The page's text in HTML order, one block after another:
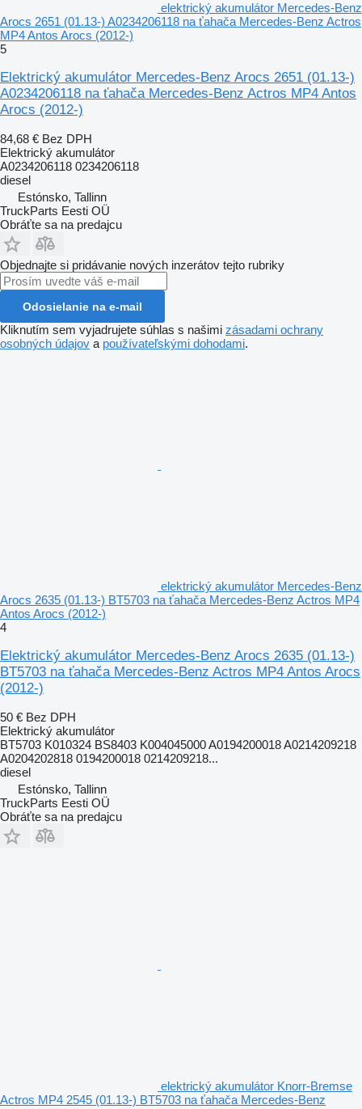
elektrický akumulátor Mercedes-Benz
Arocs 2651 (01.13-) A0234206118 na ťahača Mercedes-Benz Actros
MP4 Antos Arocs (2012-)
5
Elektrický akumulátor Mercedes-Benz Arocs 2651 (01.13-)
A0234206118 na ťahača Mercedes-Benz Actros MP4 Antos
Arocs (2012-)
84,68 € Bez DPH
Elektrický akumulátor
A0234206118 0234206118
diesel
Estónsko, Tallinn
TruckParts Eesti OÜ
Obráťte sa na predajcu
Objednajte si pridávanie nových inzerátov tejto rubriky
Odosielanie na e-mail
Kliknutím sem vyjadrujete súhlas s našimi zásadami ochrany
osobných údajov a používateľskými dohodami.
elektrický akumulátor Mercedes-Benz
Arocs 2635 (01.13-) BT5703 na ťahača Mercedes-Benz Actros MP4
Antos Arocs (2012-)
4
Elektrický akumulátor Mercedes-Benz Arocs 2635 (01.13-)
BT5703 na ťahača Mercedes-Benz Actros MP4 Antos Arocs
(2012-)
50 € Bez DPH
Elektrický akumulátor
BT5703 K010324 BS8403 K004045000 A0194200018 A0214209218
A0204202818 0194200018 0214209218...
diesel
Estónsko, Tallinn
TruckParts Eesti OÜ
Obráťte sa na predajcu
elektrický akumulátor Knorr-Bremse
Actros MP4 2545 (01.13-) BT5703 na ťahača Mercedes-Benz